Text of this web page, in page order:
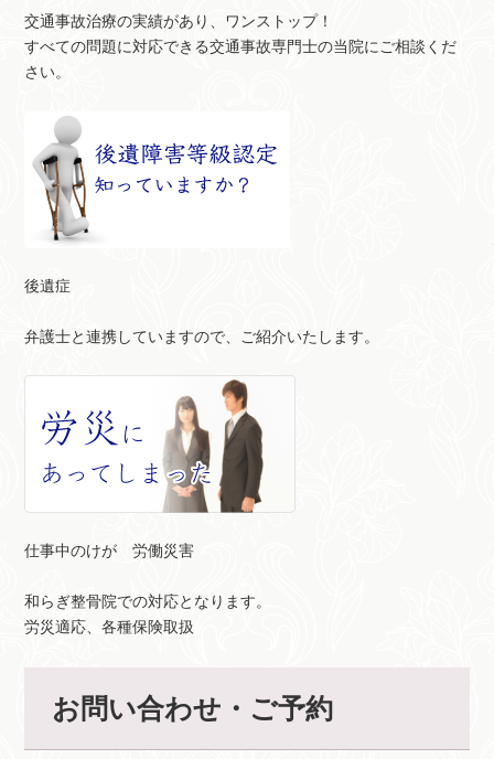
交通事故治療の実績があり、ワンストップ！
すべての問題に対応できる交通事故専門士の当院にご相談くだ
さい。
後遺症
弁護士と連携していますので、ご紹介いたします。
仕事中のけが 労働災害
和らぎ整骨院での対応となります。
労災適応、各種保険取扱
お問い合わせ・ご予約